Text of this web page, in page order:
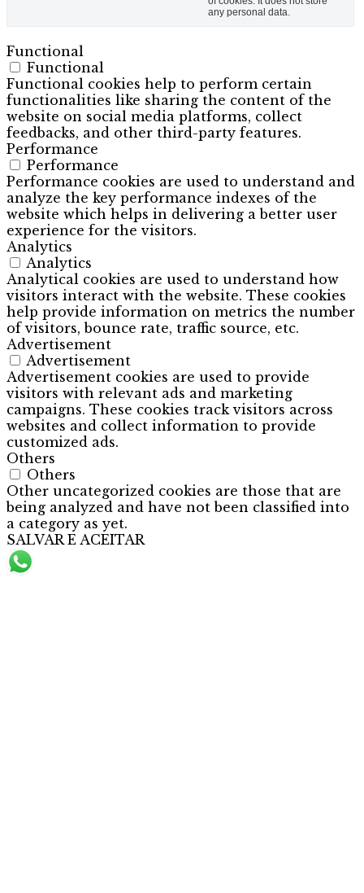
any personal data.
Functional
Functional
Functional cookies help to perform certain
functionalities like sharing the content of the
website on social media platforms, collect
feedbacks, and other third-party features.
Performance
Performance
Performance cookies are used to understand and
analyze the key performance indexes of the
website which helps in delivering a better user
experience for the visitors.
Analytics
Analytics
Analytical cookies are used to understand how
visitors interact with the website. These cookies
help provide information on metrics the number
of visitors, bounce rate, traffic source, etc.
Advertisement
Advertisement
Advertisement cookies are used to provide
visitors with relevant ads and marketing
campaigns. These cookies track visitors across
websites and collect information to provide
customized ads.
Others
Others
Other uncategorized cookies are those that are
being analyzed and have not been classified into
a category as yet.
SALVAR E ACEITAR